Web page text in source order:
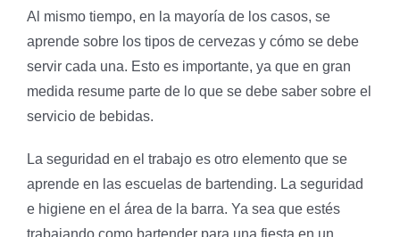
Al mismo tiempo, en la mayoría de los casos, se
aprende sobre los tipos de cervezas y cómo se debe
servir cada una. Esto es importante, ya que en gran
medida resume parte de lo que se debe saber sobre el
servicio de bebidas.
La seguridad en el trabajo es otro elemento que se
aprende en las escuelas de bartending. La seguridad
e higiene en el área de la barra. Ya sea que estés
trabajando como bartender para una fiesta en un